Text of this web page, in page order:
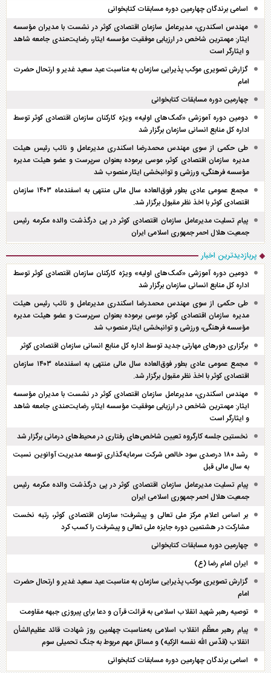
اسامی برندگان چهارمین دوره مسابقات کتابخوانی
مهندس اسکندری، مدیرعامل سازمان اقتصادی کوثر در نشست با مدیران مؤسسه
ایثار: مهمترین شاخص در ارزیابی موفقیت مؤسسه ایثار، رضایت‌مندی جامعه شاهد
و ایثارگر است
گزارش تصویری موکب پذیرایی سازمان به مناسبت عید سعید غدیر و ارتحال حضرت
امام
چهارمین دوره مسابقات کتابخوانی
دومین دوره آموزشی «کمک‌های اولیه» ویژه کارکنان سازمان اقتصادی کوثر توسط
اداره کل منابع انسانی سازمان برگزار شد
طی حکمی از سوی مهندس محمدرضا اسکندری مدیرعامل و نائب رئیس هیئت
مدیره سازمان اقتصادی کوثر، موسی برموده بعنوان سرپرست و عضو هیئت مدیره
مؤسسه فرهنگی، ورزشی و توانبخشی ایثار منصوب شد
مجمع عمومی عادی بطور فوق‌العاده سال مالی منتهی به اسفند‌ماه ۱۴۰۳ سازمان
اقتصادی کوثر با اخذ نظر مقبول برگزار شد.
پیام تسلیت مدیرعامل سازمان اقتصادی کوثر در پی درگذشت والده مکرمه رئیس
جمعیت هلال احمر جمهوری اسلامی ایران
پربازدیدترین اخبار
دومین دوره آموزشی «کمک‌های اولیه» ویژه کارکنان سازمان اقتصادی کوثر توسط
اداره کل منابع انسانی سازمان برگزار شد
طی حکمی از سوی مهندس محمدرضا اسکندری مدیرعامل و نائب رئیس هیئت
مدیره سازمان اقتصادی کوثر، موسی برموده بعنوان سرپرست و عضو هیئت مدیره
مؤسسه فرهنگی، ورزشی و توانبخشی ایثار منصوب شد
برگزاری دور‌های مهارتی جدید توسط اداره کل منابع انسانی سازمان اقتصادی کوثر
مجمع عمومی عادی بطور فوق‌العاده سال مالی منتهی به اسفند‌ماه ۱۴۰۳ سازمان
اقتصادی کوثر با اخذ نظر مقبول برگزار شد.
مهندس اسکندری، مدیرعامل سازمان اقتصادی کوثر در نشست با مدیران مؤسسه
ایثار: مهمترین شاخص در ارزیابی موفقیت مؤسسه ایثار، رضایت‌مندی جامعه شاهد
و ایثارگر است
نخستین جلسه کارگروه تعیین شاخص‌های رفتاری در محیط‌های درمانی برگزار شد
رشد ۱۸۰ درصدی سود خالص شرکت سرمایه‌گذاری توسعه مدیریت آوانوین نسبت
به سال مالی قبل
پیام تسلیت مدیرعامل سازمان اقتصادی کوثر در پی درگذشت والده مکرمه رئیس
جمعیت هلال احمر جمهوری اسلامی ایران
بر اساس اعلام مرکز ملی تعالی و پیشرفت؛ سازمان اقتصادی کوثر، رتبه نخست
مشارکت در هشتمین دوره جایزه ملی تعالی و پیشرفت را کسب کرد
چهارمین دوره مسابقات کتابخوانی
ایران امام رضا (ع)
گزارش تصویری موکب پذیرایی سازمان به مناسبت عید سعید غدیر و ارتحال حضرت
امام
توصیه رهبر شهید انقلاب اسلامی به قرائت قرآن و دعا برای پیروزی جبهه مقاومت
پیام رهبر معظّم انقلاب اسلامی به‌مناسبت چهلمین روز شهادت قائد عظیم‌الشأن
انقلاب (قدّس الله نفسه الزکیه) و مسائل مهم مربوط به جنگ تحمیلی سوم
اسامی برندگان چهارمین دوره مسابقات کتابخوانی